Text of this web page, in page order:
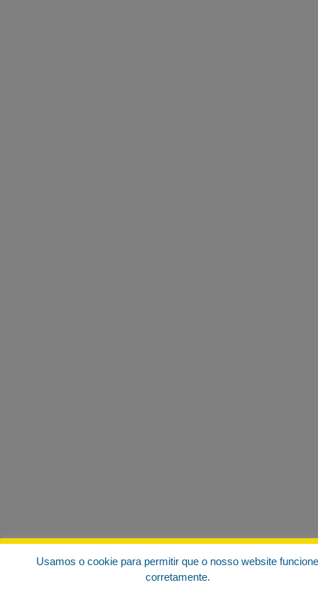
Usamos o cookie para permitir que o nosso website funcione
corretamente.